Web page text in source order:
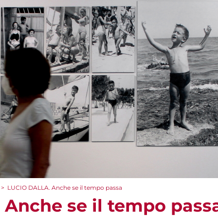
> LUCIO DALLA. Anche se il tempo passa
Anche se il tempo